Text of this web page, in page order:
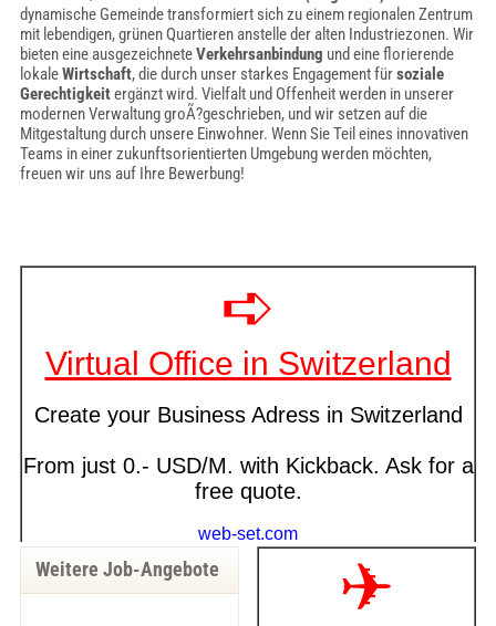
dynamische Gemeinde transformiert sich zu einem regionalen Zentrum
mit lebendigen, grünen Quartieren anstelle der alten Industriezonen. Wir
bieten eine ausgezeichneteVerkehrsanbindung und eine florierende
lokaleWirtschaft, die durch unser starkes Engagement fürsoziale
Gerechtigkeitergänzt wird. Vielfalt und Offenheit werden in unserer
modernen Verwaltung groÃ?geschrieben, und wir setzen auf die
Mitgestaltung durch unsere Einwohner. Wenn Sie Teil eines innovativen
Teams in einer zukunftsorientierten Umgebung werden möchten,
freuen wir uns auf Ihre Bewerbung!
Weitere Job-Angebote